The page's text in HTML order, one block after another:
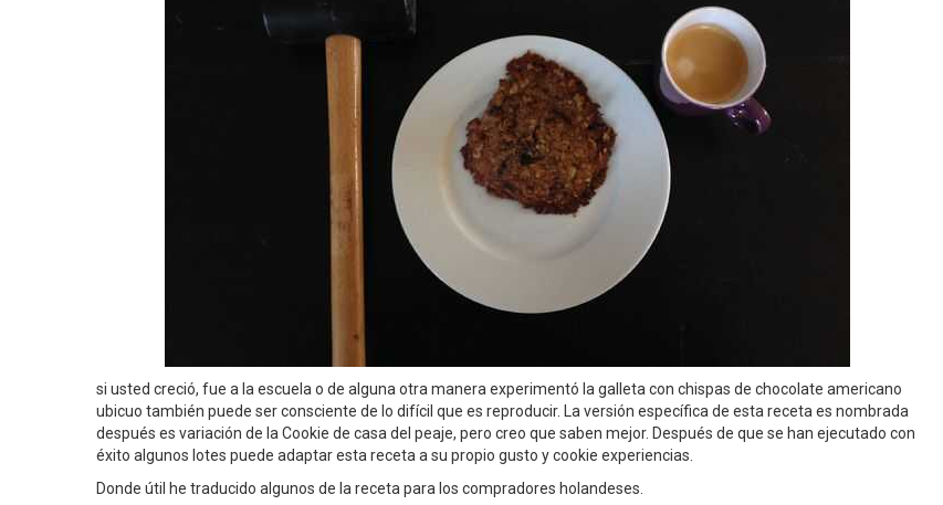
si usted creció, fue a la escuela o de alguna otra manera experimentó la galleta con chispas de chocolate americano
ubicuo también puede ser consciente de lo difícil que es reproducir. La versión específica de esta receta es nombrada
después es variación de la Cookie de casa del peaje, pero creo que saben mejor. Después de que se han ejecutado con
éxito algunos lotes puede adaptar esta receta a su propio gusto y cookie experiencias.
Donde útil he traducido algunos de la receta para los compradores holandeses.